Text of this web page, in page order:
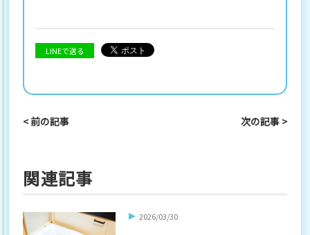
LINEで送る
< 前の記事 次の記事 >
関連記事
2026/03/30